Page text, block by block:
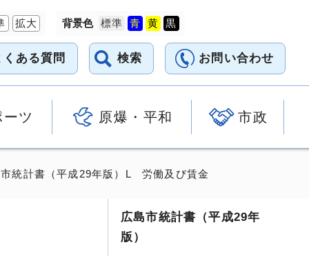
拡大 背景色
くある質問 検索 お問い合わせ
ツ 原爆・平和 市政
統計書（平成29年版）L 労働及び賃金
広島市統計書（平成29年
版）